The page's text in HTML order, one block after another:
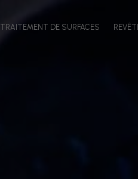
TRAITEMENT DE SURFACES